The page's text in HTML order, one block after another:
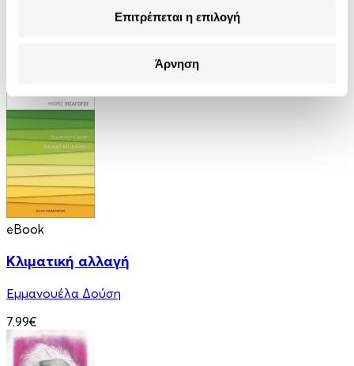
Επιτρέπεται η επιλογή
Άρνηση
Συζητώντας με τον Φρόυντ
eBook
Κλιματική αλλαγή
Εμμανουέλα Δούση
7.99€